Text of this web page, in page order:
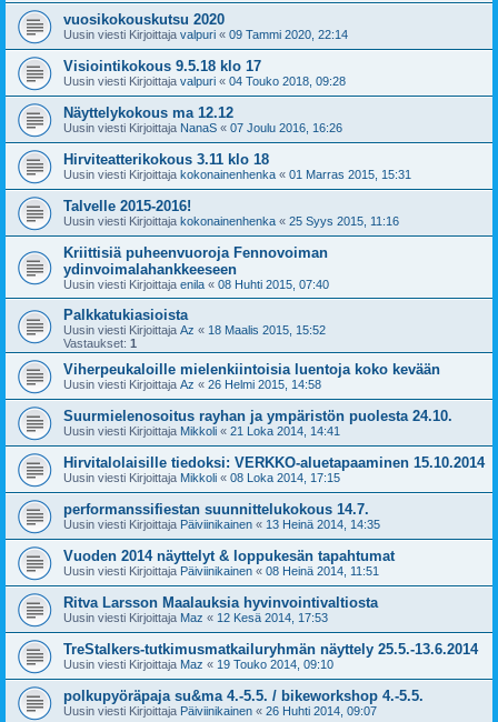
vuosikokouskutsu 2020
Uusin viesti Kirjoittaja valpuri « 09 Tammi 2020, 22:14
Visiointikokous 9.5.18 klo 17
Uusin viesti Kirjoittaja valpuri « 04 Touko 2018, 09:28
Näyttelykokous ma 12.12
Uusin viesti Kirjoittaja NanaS « 07 Joulu 2016, 16:26
Hirviteatterikokous 3.11 klo 18
Uusin viesti Kirjoittaja kokonainenhenka « 01 Marras 2015, 15:31
Talvelle 2015-2016!
Uusin viesti Kirjoittaja kokonainenhenka « 25 Syys 2015, 11:16
Kriittisiä puheenvuoroja Fennovoiman
ydinvoimalahankkeeseen
Uusin viesti Kirjoittaja enila « 08 Huhti 2015, 07:40
Palkkatukiasioista
Uusin viesti Kirjoittaja Az « 18 Maalis 2015, 15:52
Vastaukset: 1
Viherpeukaloille mielenkiintoisia luentoja koko kevään
Uusin viesti Kirjoittaja Az « 26 Helmi 2015, 14:58
Suurmielenosoitus rayhan ja ympäristön puolesta 24.10.
Uusin viesti Kirjoittaja Mikkoli « 21 Loka 2014, 14:41
Hirvitalolaisille tiedoksi: VERKKO-aluetapaaminen 15.10.2014
Uusin viesti Kirjoittaja Mikkoli « 08 Loka 2014, 17:15
performanssifiestan suunnittelukokous 14.7.
Uusin viesti Kirjoittaja Päiviinikainen « 13 Heinä 2014, 14:35
Vuoden 2014 näyttelyt & loppukesän tapahtumat
Uusin viesti Kirjoittaja Päiviinikainen « 08 Heinä 2014, 11:51
Ritva Larsson Maalauksia hyvinvointivaltiosta
Uusin viesti Kirjoittaja Maz « 12 Kesä 2014, 17:53
TreStalkers-tutkimusmatkailuryhmän näyttely 25.5.-13.6.2014
Uusin viesti Kirjoittaja Maz « 19 Touko 2014, 09:10
polkupyöräpaja su&ma 4.-5.5. / bikeworkshop 4.-5.5.
Uusin viesti Kirjoittaja Päiviinikainen « 26 Huhti 2014, 09:07